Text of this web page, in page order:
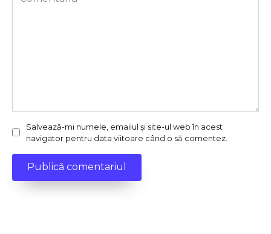
Salvează-mi numele, emailul și site-ul web în acest
navigator pentru data viitoare când o să comentez.